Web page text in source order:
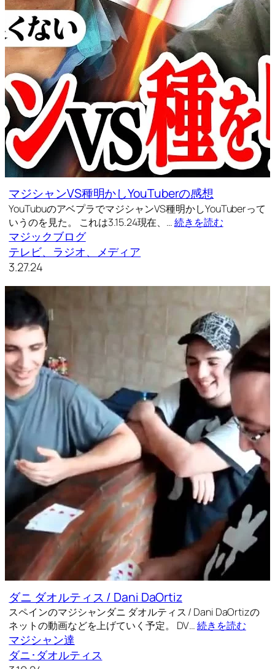
マジシャンVS種明かしYouTuberの感想
YouTubuのアベプラでマジシャンVS種明かしYouTuberって
いうのを見た。 これは3.15.24現在、…続きを読む
マジックブログ
テレビ、ラジオ、メディア
3.27.24
ダニ ダオルティス / Dani DaOrtiz
スペインのマジシャンダニ ダオルティス / Dani DaOrtizの
ネットの動画などを上げていく予定。 DV…続きを読む
マジシャン達
ダニ･ダオルティス